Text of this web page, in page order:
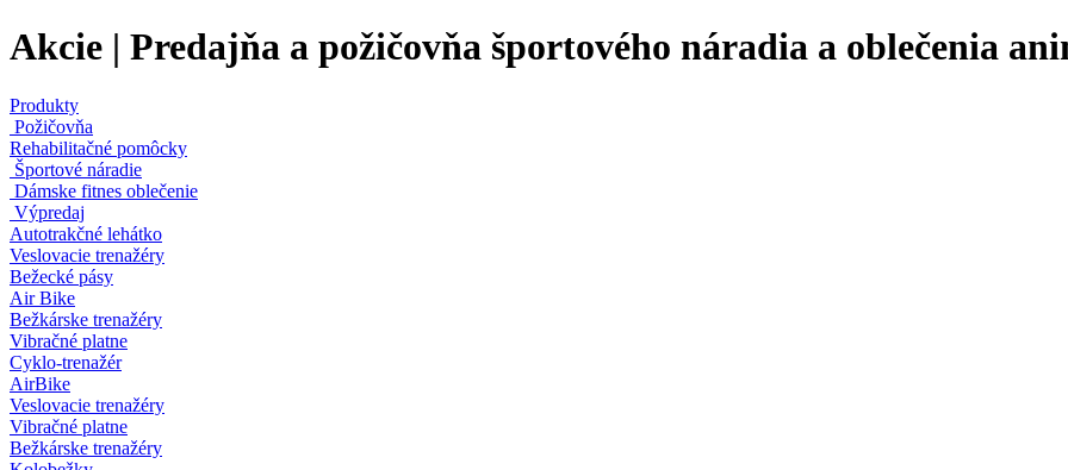
Akcie | Predajňa a požičovňa športového náradia a oblečenia
Produkty
Požičovňa
Rehabilitačné pomôcky
Športové náradie
Dámske fitnes oblečenie
Výpredaj
Autotrakčné lehátko
Veslovacie trenažéry
Bežecké pásy
Air Bike
Bežkárske trenažéry
Vibračné platne
Cyklo-trenažér
AirBike
Veslovacie trenažéry
Vibračné platne
Bežkárske trenažéry